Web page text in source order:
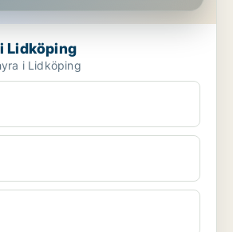
Lidköping
i Lidköping